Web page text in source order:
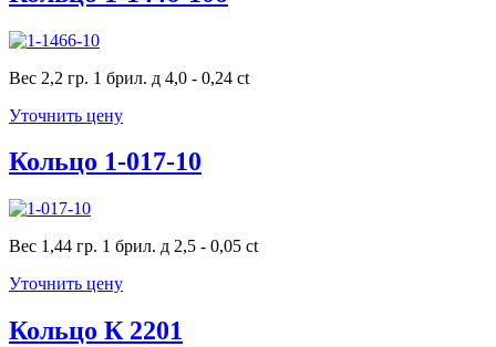
Вес 2,2 гр. 1 брил. д 4,0 - 0,24 ct
Уточнить цену
Кольцо 1-017-10
Вес 1,44 гр. 1 брил. д 2,5 - 0,05 ct
Уточнить цену
Кольцо К 2201